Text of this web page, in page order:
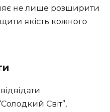
не лише розширити
якість кожного
Світ”,